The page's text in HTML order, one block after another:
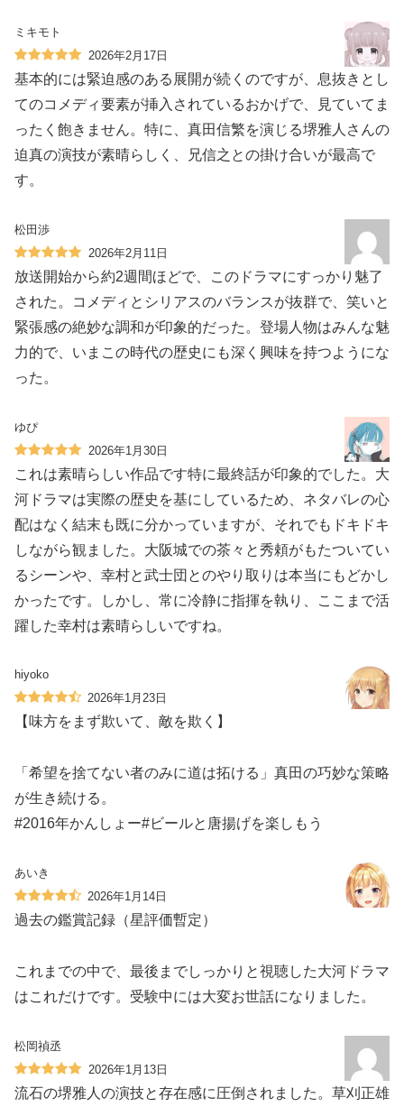
ミキモト
2026年2月17日
基本的には緊迫感のある展開が続くのですが、息抜きとし
てのコメディ要素が挿入されているおかげで、見ていてま
ったく飽きません。特に、真田信繁を演じる堺雅人さんの
迫真の演技が素晴らしく、兄信之との掛け合いが最高で
す。
松田渉
2026年2月11日
放送開始から約2週間ほどで、このドラマにすっかり魅了
された。コメディとシリアスのバランスが抜群で、笑いと
緊張感の絶妙な調和が印象的だった。登場人物はみんな魅
力的で、いまこの時代の歴史にも深く興味を持つようにな
った。
ゆぴ
2026年1月30日
これは素晴らしい作品です特に最終話が印象的でした。大
河ドラマは実際の歴史を基にしているため、ネタバレの心
配はなく結末も既に分かっていますが、それでもドキドキ
しながら観ました。大阪城での茶々と秀頼がもたついてい
るシーンや、幸村と武士団とのやり取りは本当にもどかし
かったです。しかし、常に冷静に指揮を執り、ここまで活
躍した幸村は素晴らしいですね。
hiyoko
2026年1月23日
【味方をまず欺いて、敵を欺く】
「希望を捨てない者のみに道は拓ける」真田の巧妙な策略
が生き続ける。
#2016年かんしょー#ビールと唐揚げを楽しもう
あいき
2026年1月14日
過去の鑑賞記録（星評価暫定）
これまでの中で、最後までしっかりと視聴した大河ドラマ
はこれだけです。受験中には大変お世話になりました。
松岡禎丞
2026年1月13日
流石の堺雅人の演技と存在感に圧倒されました。草刈正雄